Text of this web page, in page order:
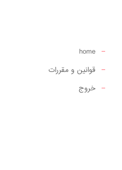
home
قوانین و مقررات
خروج